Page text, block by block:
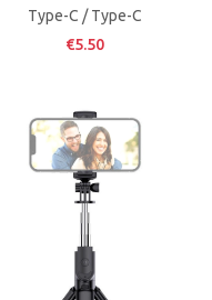
Type-C / Type-C
€5.50